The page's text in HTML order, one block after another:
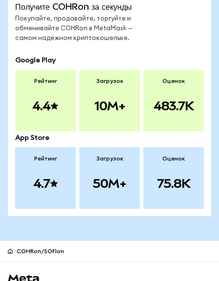
Получите COHRon за секунды
Покупайте, продавайте, торгуйте и
обменивайте COHRon в MetaMask —
самом надёжном криптокошельке.
Google Play
Рейтинг
4.4
Загрузок
10M+
Оценок
483.7K
App Store
Рейтинг
4.7
Загрузок
50M+
Оценок
75.8K
COHRon/SOFIon